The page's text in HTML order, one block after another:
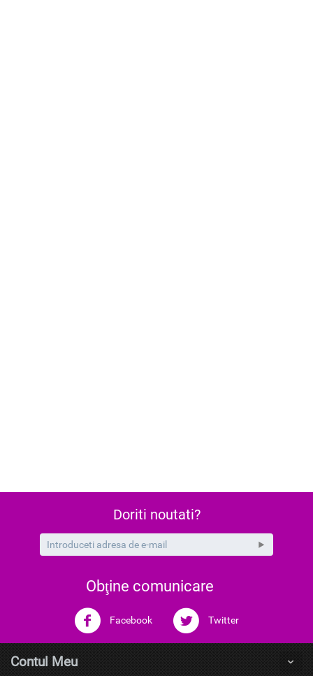
Doriti noutati?
Obţine comunicare
Facebook Twitter
Contul Meu